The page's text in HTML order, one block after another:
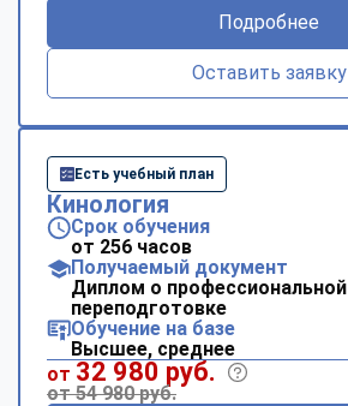
Подробнее
Оставить заявку
Есть учебный план
Кинология
Срок обучения
от 256 часов
Получаемый документ
Диплом о профессиональной
переподготовке
Обучение на базе
Высшее, среднее
от 32 980 руб.
от 54 980 руб.